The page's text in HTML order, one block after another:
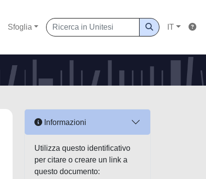
Sfoglia IT
Informazioni
Utilizza questo identificativo
per citare o creare un link a
questo documento: